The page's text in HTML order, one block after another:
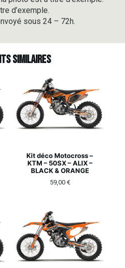
d’exemple.
sous 24 – 72h.
similaires
Kit déco Motocross –
KTM – 50SX – ALIX –
BLACK & ORANGE
59,00 €